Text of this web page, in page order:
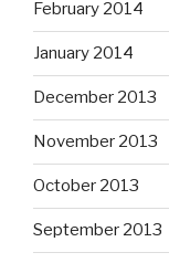
February 2014
January 2014
December 2013
November 2013
October 2013
September 2013